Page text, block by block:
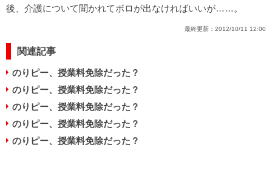
後、介護について聞かれてボロが出なければいいが……。
最終更新： 2012/10/11 12:00
関連記事
のりピー、授業料免除だった？
のりピー、授業料免除だった？
のりピー、授業料免除だった？
のりピー、授業料免除だった？
のりピー、授業料免除だった？